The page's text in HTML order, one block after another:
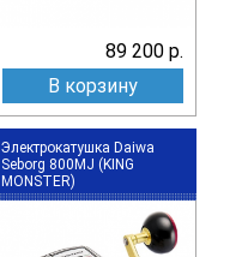
89 200 р.
В корзину
Электрокатушка Daiwa
Seborg 800MJ (KING
MONSTER)